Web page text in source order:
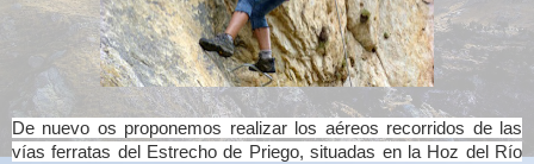
De nuevo os proponemos realizar los aéreos recorridos de las
vías ferratas del Estrecho de Priego, situadas en la Hoz del Río